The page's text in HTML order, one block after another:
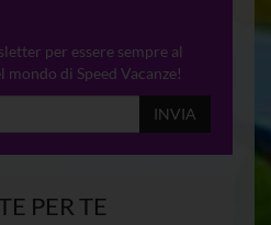
per essere sempre al
di Speed Vacanze!
INVIA
PER TE